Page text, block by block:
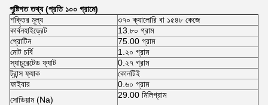
পুষ্টিগত তথ্য (প্রতি ১০০ গ্রামে)
শক্তির মূল্য
৩৭০ ক্যালোরি বা ১৫৪৮ কেজে
কার্বনহাইড্রেট
13.৮০ গ্রাম
প্রোটিন
75.00 গ্রাম
মোট চর্বি
1.২০ গ্রাম
স্যাচুরেটেড ফ্যাট
0.২৭ গ্রাম
ট্রান্স ফ্যাক
কোনটিই
ফাইবার
0.৬০ গ্রাম
সোডিয়াম (Na)
29.00 মিলিগ্রাম